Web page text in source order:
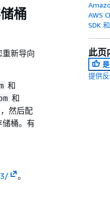
桶
新导向
和
和
然后配
储桶。有
。
AWS
SDK
此页
是
提供